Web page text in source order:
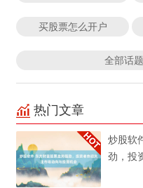
买股票怎么开户
全部话
热门文章
炒股软
劲，投